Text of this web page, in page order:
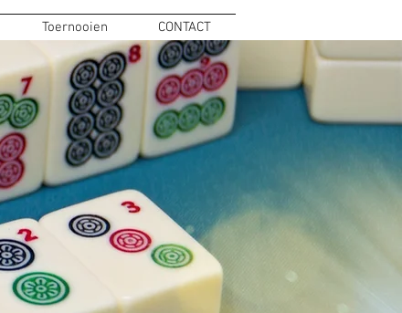
Toernooien CONTACT